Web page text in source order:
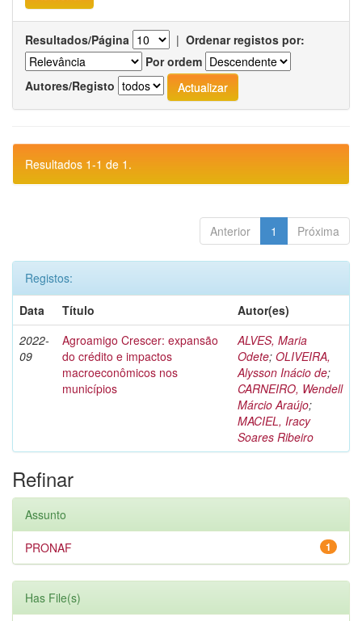
Resultados/Página | Ordenar registos por:
Por ordem
Autores/Registo
Resultados 1-1 de 1.
Anterior 1 Próxima
Registos:
Data
Título
Autor(es)
2022-
09
Agroamigo Crescer: expansão
do crédito e impactos
macroeconômicos nos
municípios
ALVES, Maria
Odete; OLIVEIRA,
Alysson Inácio de;
CARNEIRO, Wendell
Márcio Araújo;
MACIEL, Iracy
Soares Ribeiro
Refinar
Assunto
1
PRONAF
Has File(s)